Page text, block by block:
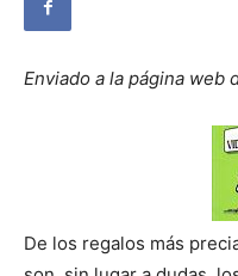
Enviado a la página web
De los regalos más